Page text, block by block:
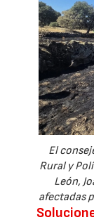
El
Rural y
León,
afectadas